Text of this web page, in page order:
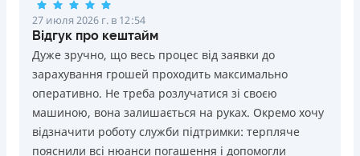
ПОЛУЧИТЬ ЗАЙМ
проблемной кредитной историей.
Переводятся деньги на банковскую карту сразу после
подписания электронного договора о предоставлении
кредита
Дарятся скидки до -99% постоянным клиентам на
будущие кредиты согласно программе лояльности
Программа лояльности для постоянных клиентов
Круглосуточная поддержка в Viber, Telegram,
27 июля 2026 г. в 12:54
Відгук про кештайм
Дуже зручно, що весь процес від заявки до
зарахування грошей проходить максимально
оперативно. Не треба розлучатися зі своєю
машиною, вона залишається на руках. Окремо хочу
відзначити роботу служби підтримки: терпляче
пояснили всі нюанси погашення і допомогли